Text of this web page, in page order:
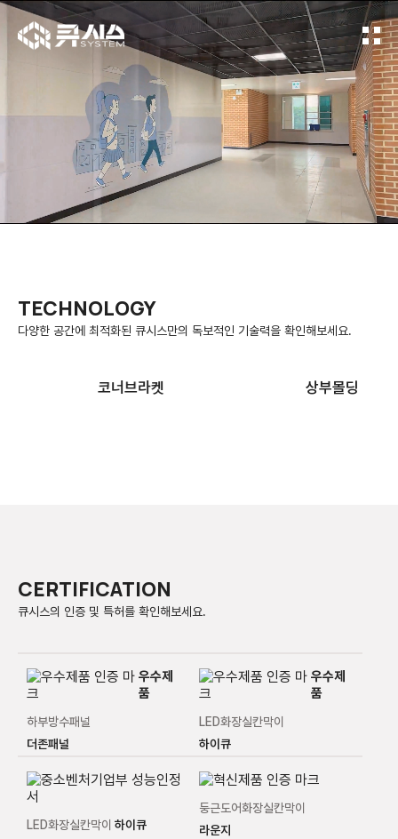
TECHNOLOGY
다양한 공간에 최적화된 큐시스만의 독보적인 기술력을 확인해보세요.
코너브라켓 상부몰딩
CERTIFICATION
큐시스의 인증 및 특허를 확인해보세요.
품
하부방수패널
더존패널
품
LED화장실칸막이
하이큐
LED화장실칸막이 하이큐
둥근도어화장실칸막이
라운지